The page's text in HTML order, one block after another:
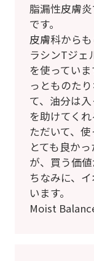
脂漏性皮膚
です。
皮膚科から
ラシンTジ
を使ってい
っとものた
て、油分は
を助けてく
ただいて、使
とても良か
が、買う価
ちなみに、
います。
Moist